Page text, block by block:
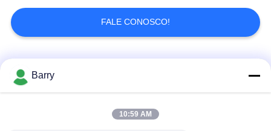
FALE CONOSCO!
Categorias populares
Fisher Gas Regulator
Barry
10:59 AM